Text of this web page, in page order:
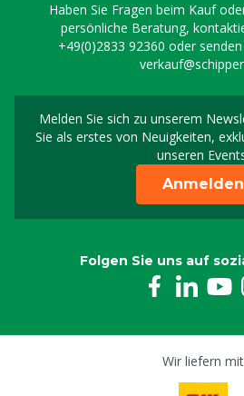
Haben Sie Fragen beim Kauf
persönliche Beratung,
+49(0)2833 92360 oder
Melden Sie sich zu unserem
Sie als erstes von Neuigkeiten,
unseren
Anmelden
Folgen Sie uns auf
Wir liefern mit